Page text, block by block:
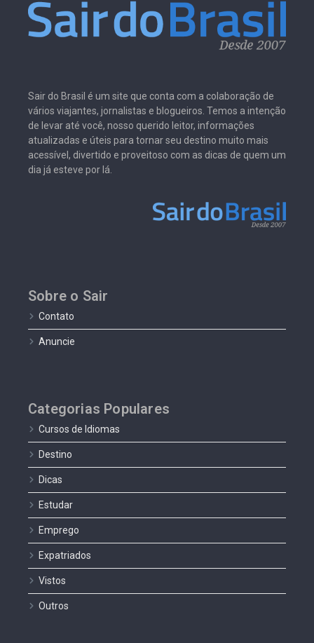
Sair do Brasil é um site que conta com a colaboração de
vários viajantes, jornalistas e blogueiros. Temos a intenção
de levar até você, nosso querido leitor, informações
atualizadas e úteis para tornar seu destino muito mais
acessível, divertido e proveitoso com as dicas de quem um
dia já esteve por lá.
Sobre o Sair
Contato
Anuncie
Categorias Populares
Cursos de Idiomas
Destino
Dicas
Estudar
Emprego
Expatriados
Vistos
Outros